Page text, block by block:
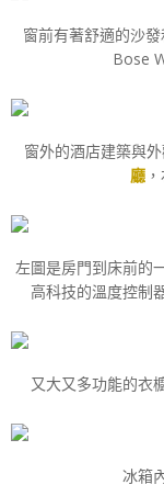
窗前有著舒適的沙
Bose
窗外的酒店建築與
廳
左圖是房門到床前的
高科技的溫度控制
又大又多功能的衣
冰箱